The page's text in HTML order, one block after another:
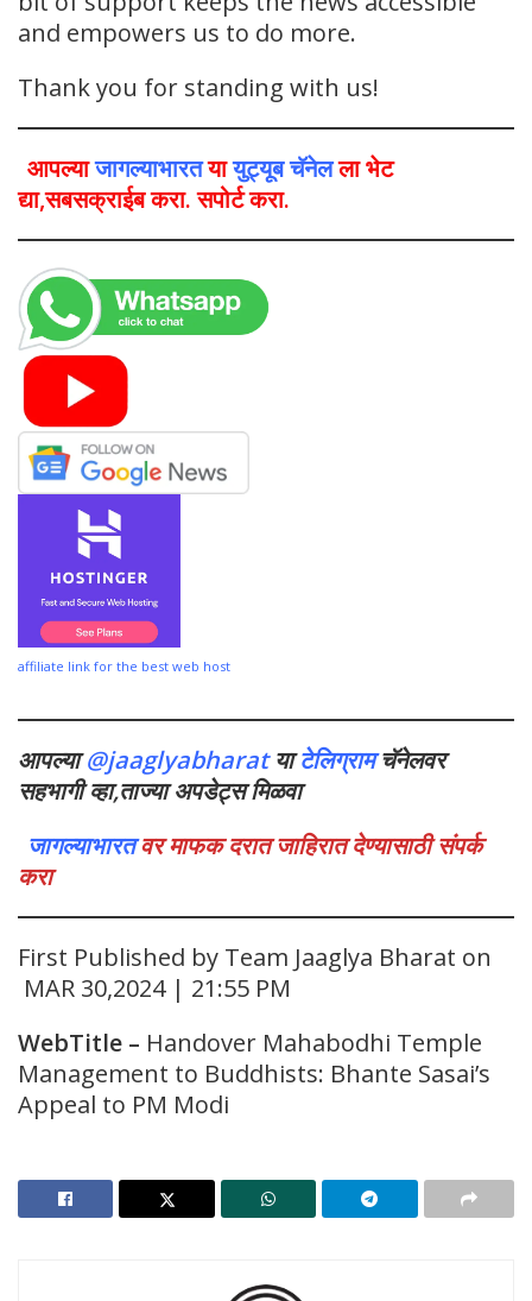
and empowers us to do more.
Thank you for standing with us!
आपल्याजागल्याभारतयायुट्यूब चॅनेलला भेट
द्या,सबसक्राईब करा. सपोर्ट करा.
affiliate link for the best web host
आपल्या@jaaglyabharatयाटेलिग्रामचॅनेलवर
सहभागी व्हा,ताज्या अपडेट्स मिळवा
जागल्याभारतवर माफक दरात जाहिरात देण्यासाठी संपर्क
करा
First Published by Team Jaaglya Bharat on
MAR 30,2024 | 21:55 PM
WebTitle – Handover Mahabodhi Temple
Management to Buddhists: Bhante Sasai’s
Appeal to PM Modi